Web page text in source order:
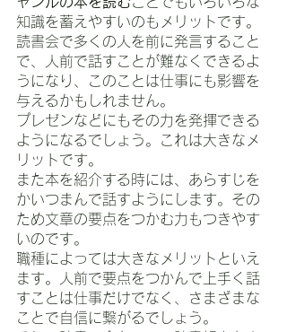
知識を蓄えやすいのもメリットです。
読書会で多くの人を前に発言すること
で、人前で話すことが難なくできるよ
うになり、このことは仕事にも影響を
与えるかもしれません。
プレゼンなどにもその力を発揮できる
ようになるでしょう。これは大きなメ
リットです。
また本を紹介する時には、あらすじを
かいつまんで話すようにします。その
ため文章の要点をつかむ力もつきやす
いのです。
職種によっては大きなメリットといえ
ます。人前で要点をつかんで上手く話
すことは仕事だけでなく、さまざまな
ことで自信に繋がるでしょう。